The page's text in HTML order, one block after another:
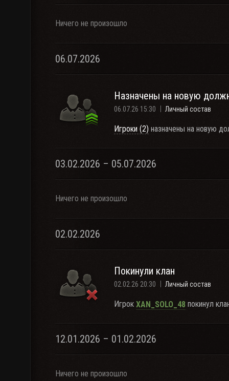
Ничего не произошло
06.07.2026
Назначены на новую
06.07.26 15:30 Личный состав
Игроки (2) назначены на новую
03.02.2026 – 05.07.2026
Ничего не произошло
02.02.2026
Покинули клан
02.02.26 20:30 Личный состав
Игрок XAN_SOLO_48 покинул
12.01.2026 – 01.02.2026
Ничего не произошло